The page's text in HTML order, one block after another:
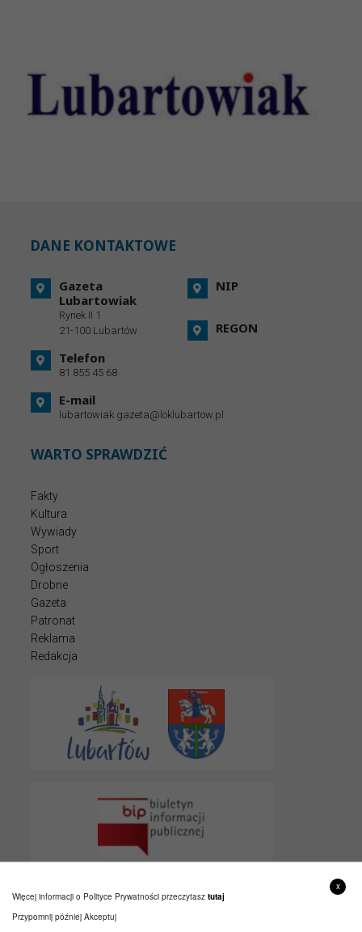
DANE KONTAKTOWE
Gazeta
Lubartowiak
Rynek II 1
21-100 Lubartów
Telefon
81 855 45 68
E-mail
lubartowiak.gazeta@loklubartow.pl
NIP
REGON
WARTO SPRAWDZIĆ
Fakty
Kultura
Wywiady
Sport
Ogłoszenia
Drobne
Gazeta
Patronat
Reklama
Redakcja
x
Więcej informacji o Polityce Prywatności przeczytasz tutaj
Przypomnij później Akceptuj